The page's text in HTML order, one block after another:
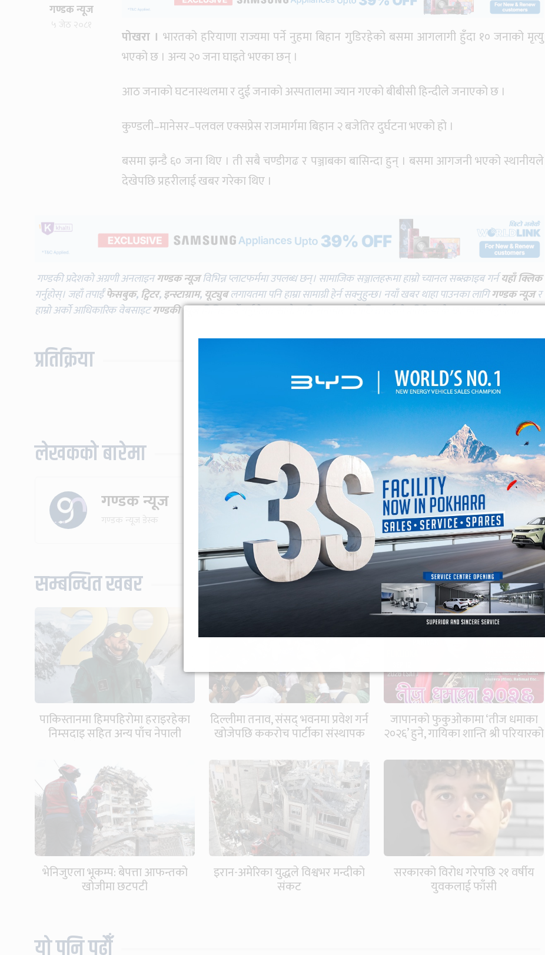
गण्डक न्यूज
५ जेठ २०८१
पोखरा । भारतको हरियाणा राज्यमा पर्ने नुहमा बिहान गुडिरहेको बसमा आगलागी हुँदा १० जनाको मृत्यु
भएको छ । अन्य २० जना घाइते भएका छन् ।
आठ जनाको घटनास्थलमा र दुई जनाको अस्पतालमा ज्यान गएको बीबीसी हिन्दीले जनाएको छ ।
कुण्डली–मानेसर–पलवल एक्सप्रेस राजमार्गमा बिहान २ बजेतिर दुर्घटना भएको हो ।
बसमा झन्डै ६० जना थिए । ती सबै चण्डीगढ र पञ्जाबका बासिन्दा हुन् । बसमा आगजनी भएको स्थानीयले
देखेपछि प्रहरीलाई खबर गरेका थिए ।
गण्डकी प्रदेशको अग्रणी अनलाइनगण्डक न्यूजविभिन्न प्लाटफर्ममा उपलब्ध छन्। सामाजिक सञ्जालहरूमा हाम्रो च्यानल सब्स्क्राइब गर्नयहाँ क्लिक
गर्नुहोस्। जहाँ तपाईँफेसबुक,ट्विटर,इन्स्टाग्राम, यूट्युब लगायतमा पनि हाम्रा सामाग्री हेर्न सक्नुहुन्छ। नयाँ खबर थाहा पाउनका लागिगण्डक न्यूजर
हाम्रो अर्को आधिकारिक वेबसाइटगण्डकी न्यूजभिजिट गर्दै गर्नुहोला। साथै, माथि समाचार पढेपछि तपाईँको प्रतिक्रिया के छ? व्यक्त गर्नुहोला।
प्रतिक्रिया
लेखकको बारेमा
गण्डक न्यूज
गण्डक न्यूज डेस्क
सम्बन्धित खबर
पाकिस्तानमा हिमपहिरोमा हराइरहेका
निम्सदाइ सहित अन्य पाँच नेपाली
शव निकालियो
दिल्लीमा तनाव, संसद् भवनमा प्रवेश गर्न
खोजेपछि ककरोच पार्टीका संस्थापक
जापानको फुकुओकामा ‘तीज धमाका
२०२६’ हुने, गायिका शान्ति श्री परियारको
भेनिजुएला भूकम्प: बेपत्ता आफन्तको
खोजीमा छटपटी
इरान-अमेरिका युद्धले विश्वभर मन्दीको
संकट
सरकारको विरोध गरेपछि २१ वर्षीय
युवकलाई फाँसी